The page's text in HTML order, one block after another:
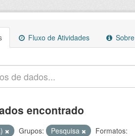
Fluxo de Atividades Sobre
encontrado
Grupos: Pesquisa
Formatos: